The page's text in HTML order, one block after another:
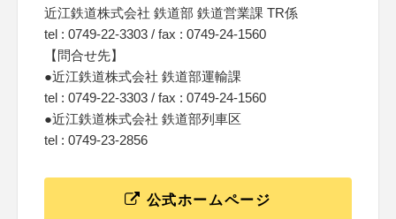
近江鉄道株式会社 鉄道部 鉄道営業課 TR係
tel : 0749-22-3303 / fax : 0749-24-1560
【問合せ先】
●近江鉄道株式会社 鉄道部運輸課
tel : 0749-22-3303 / fax : 0749-24-1560
●近江鉄道株式会社 鉄道部列車区
tel : 0749-23-2856
公式ホームページ